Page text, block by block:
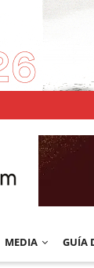
MEDIA GUÍA